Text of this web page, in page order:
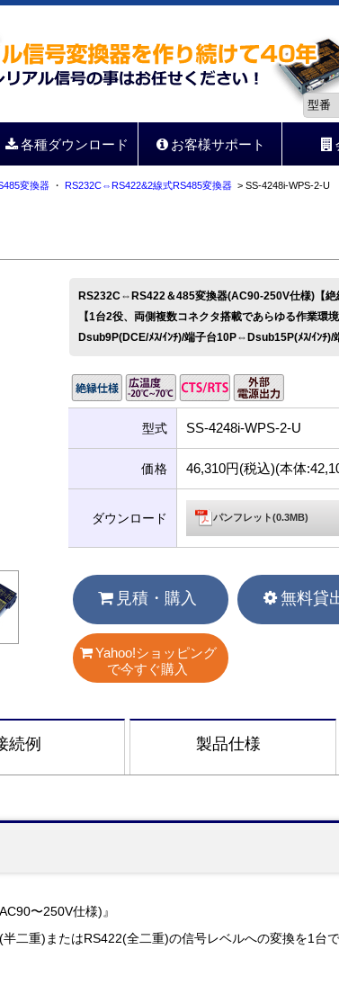
各種ダウンロード お客様サポート
変換器 ・ RS232C⇔RS422&2線式RS485変換器 > SS-4248i-WPS-2-U
RS232C⇔RS422＆485変換器(AC90-250V仕様)【絶
【1台2役、両側複数コネクタ搭載であらゆる作業環
Dsub9P(DCE/ﾒｽ/ｲﾝﾁ)/端子台10P⇔Dsub15P(ﾒｽ/ｲﾝﾁ)/
型式 SS-4248i-WPS-2-U
価格 46,310円(税込)(本体
ダウンロード パンフレット(0.3MB)
見積・購入 無料貸
Yahoo!ショッピング
で今すぐ購入
続例 製品仕様
〜250V仕様)』
二重)またはRS422(全二重)の信号レベルへの変換を1台